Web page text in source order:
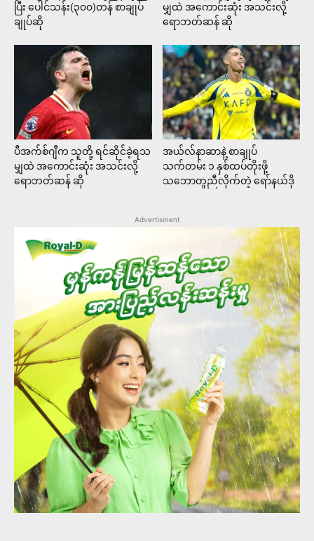
ပြီး ပေါင်သန်း(၃၀၀)တန် စာချုပ်
ချုပ်ဆို
မျှထဲ အကောင်းဆုံး အသင်းလို့
ရောဘတ်ဆန် ဆို
ပီအက်စ်ဂျီက သူတို့ ရင်ဆိုင်ခဲ့ရသ
မျှထဲ အကောင်းဆုံး အသင်းလို့
ရောဘတ်ဆန် ဆို
အယ်လ်နာဆာနဲ့ စာချုပ်
သက်တမ်း ၁ နှစ်ထပ်တိုးဖို့
သဘောတူညီလိုက်တဲ့ ရော်နယ်ဒို
Advertisment